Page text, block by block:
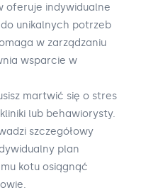
oferuje indywidualne
unikalnych potrzeb
w zarządzaniu
wsparcie w
martwić się o stres
lub behawiorysty.
szczegółowy
plan
kotu osiągnąć